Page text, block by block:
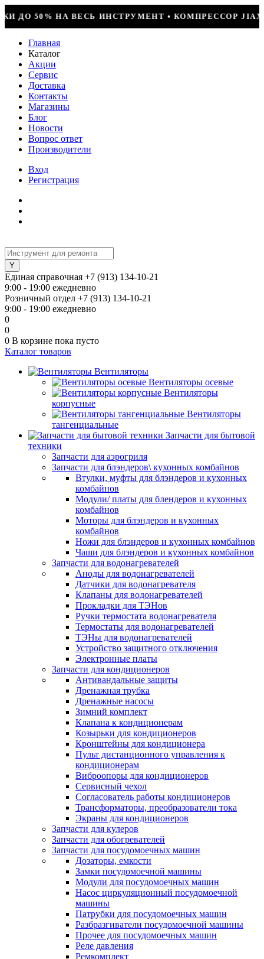
КОМПРЕССОР JIAXIPERA T1114YB, 170ВТ, R-600 =
Главная
Каталог
Акции
Сервис
Доставка
Контакты
Магазины
Блог
Новости
Вопрос ответ
Производители
Вход
Регистрация
Единая справочная +7 (913) 134-10-21
9:00 - 19:00 ежедневно
Розничный отдел +7 (913) 134-10-21
9:00 - 19:00 ежедневно
0
0
0 В корзине пока пусто
Каталог товаров
Вентиляторы
Вентиляторы осевые
Вентиляторы
корпусные
Вентиляторы
тангенциальные
Запчасти для бытовой
техники
Запчасти для аэрогриля
Запчасти для блэндеров\ кухонных комбайнов
Втулки, муфты для блэндеров и кухонных
комбайнов
Модули/ платы для блендеров и кухонных
комбайнов
Моторы для блэндеров и кухонных
комбайнов
Ножи для блэндеров и кухонных комбайнов
Чаши для блэндеров и кухонных комбайнов
Запчасти для водонагревателей
Аноды для водонагревателей
Датчики для водонагревателя
Клапаны для водонагревателей
Прокладки для ТЭНов
Ручки термостата водонагревателя
Термостаты для водонагревателей
ТЭНы для водонагревателей
Устройство защитного отключения
Электронные платы
Запчасти для кондиционеров
Антивандальные защиты
Дренажная трубка
Дренажные насосы
Зимний комплект
Клапана к кондиционерам
Козырьки для кондиционеров
Кронштейны для кондиционера
Пульт дистанционного управления к
кондиционерам
Виброопоры для кондиционеров
Сервисный чехол
Согласователь работы кондиционеров
Трансформаторы, преобразователи тока
Экраны для кондиционеров
Запчасти для кулеров
Запчасти для обогревателей
Запчасти для посудомоечных машин
Дозаторы, емкости
Замки посудомоечной машины
Модули для посудомоечных машин
Насос циркуляционный посудомоечной
машины
Патрубки для посудомоечных машин
Разбразгиватели посудомоечной машины
Прочее для посудомоечных машин
Реле давления
Ремкомплект